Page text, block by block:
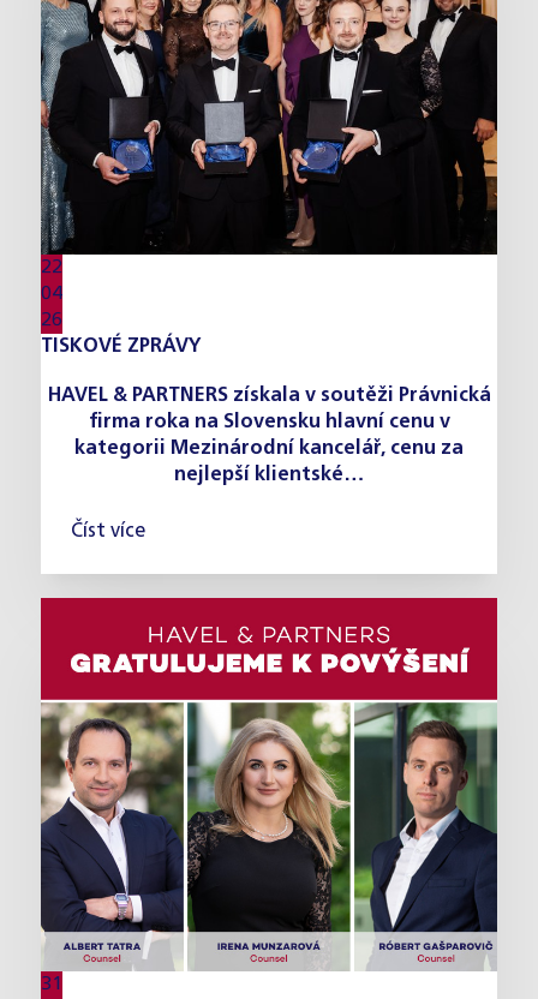
22
04
26
TISKOVÉ ZPRÁVY
HAVEL & PARTNERS získala v soutěži Právnická
firma roka na Slovensku hlavní cenu v
kategorii Mezinárodní kancelář, cenu za
nejlepší klientské…
Číst více
31